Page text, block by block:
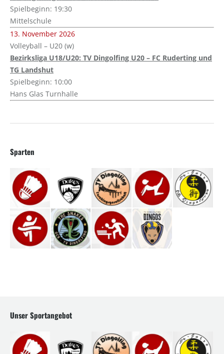
Spielbeginn: 19:30
Mittelschule
13. November 2026
Volleyball – U20 (w)
Bezirksliga U18/U20: TV Dingolfing U20 – FC Ruderting und
TG Landshut
Spielbeginn: 10:00
Hans Glas Turnhalle
Sparten
Unser Sportangebot